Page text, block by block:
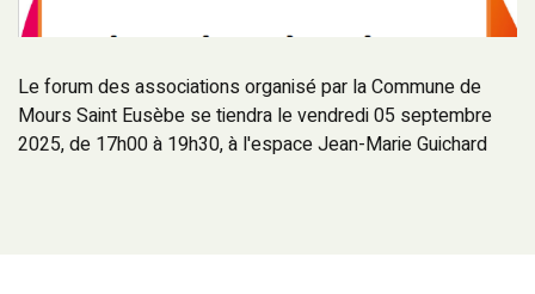
Le forum des associations organisé par la Commune de
Mours Saint Eusèbe se tiendra le vendredi 05 septembre
2025, de 17h00 à 19h30, à l'espace Jean-Marie Guichard